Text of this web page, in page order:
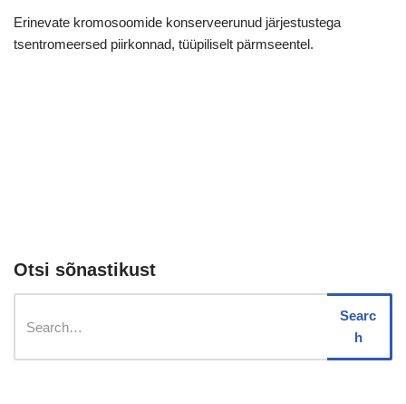
Erinevate kromosoomide konserveerunud järjestustega
tsentromeersed piirkonnad, tüüpiliselt pärmseentel.
Otsi sõnastikust
Searc
h